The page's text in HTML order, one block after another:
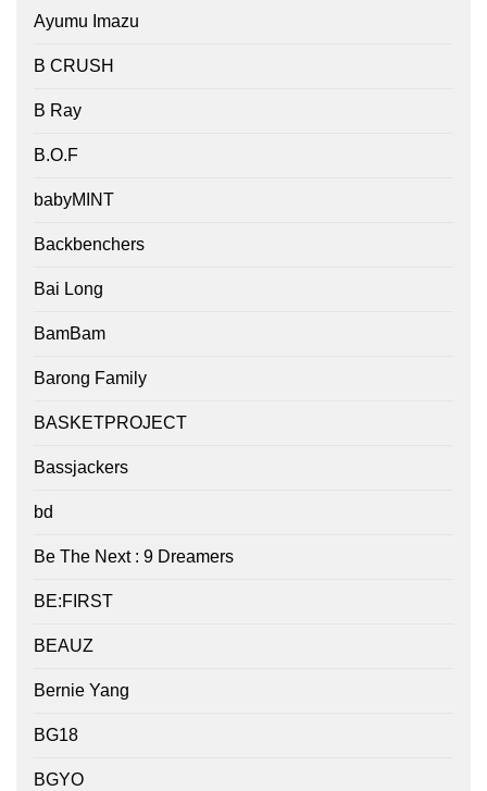
Ayumu Imazu
B CRUSH
B Ray
B.O.F
babyMINT
Backbenchers
Bai Long
BamBam
Barong Family
BASKETPROJECT
Bassjackers
bd
Be The Next : 9 Dreamers
BE:FIRST
BEAUZ
Bernie Yang
BG18
BGYO